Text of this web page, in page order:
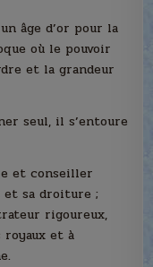
âge d’or pour la
où le pouvoir
et la grandeur
seul, il s’entoure
et conseiller
sa droiture ;
rigoureux,
et à